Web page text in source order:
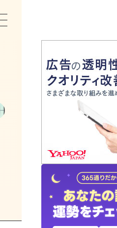
トップ
ユーザーの声
占いの流れ
おすすめの占い師
よくある質問